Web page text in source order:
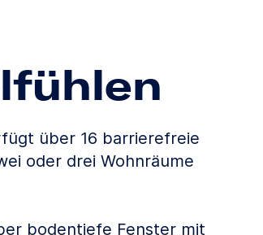
über 16 barrierefreie
oder drei Wohnräume
bodentiefe Fenster mit